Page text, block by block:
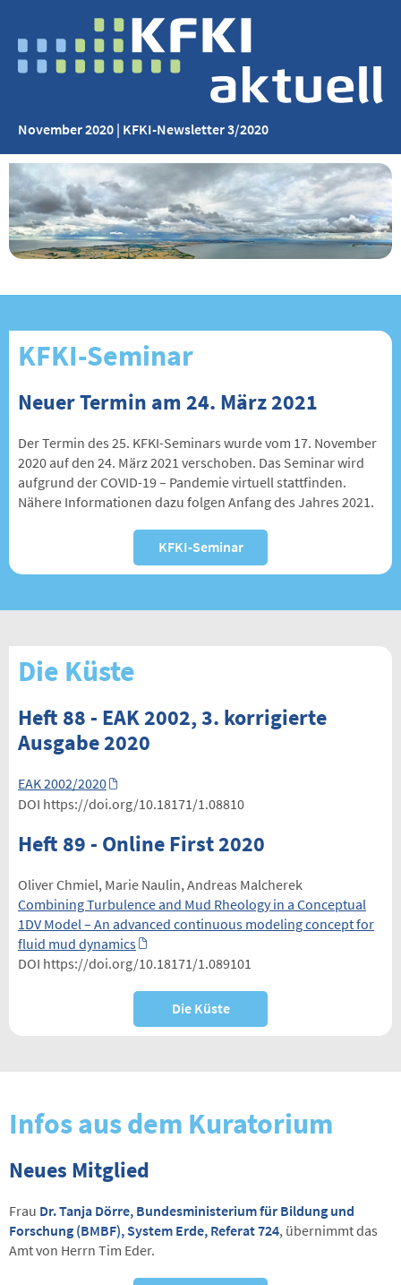
November 2020 | KFKI-Newsletter 3/2020
KFKI-Seminar
Neuer Termin am 24. März 2021
Der Termin des 25. KFKI-Seminars wurde vom 17. November
2020 auf den 24. März 2021 verschoben. Das Seminar wird
aufgrund der COVID-19 – Pandemie virtuell stattfinden.
Nähere Informationen dazu folgen Anfang des Jahres 2021.
KFKI-Seminar
Die Küste
Heft 88 - EAK 2002, 3. korrigierte
Ausgabe 2020
EAK 2002/2020
DOI https://doi.org/10.18171/1.08810
Heft 89 - Online First 2020
Oliver Chmiel, Marie Naulin, Andreas Malcherek
Combining Turbulence and Mud Rheology in a Conceptual
1DV Model – An advanced continuous modeling concept for
fluid mud dynamics
DOI https://doi.org/10.18171/1.089101
Die Küste
Infos aus dem Kuratorium
Neues Mitglied
Frau Dr. Tanja Dörre, Bundesministerium für Bildung und
Forschung (BMBF), System Erde, Referat 724, übernimmt das
Amt von Herrn Tim Eder.